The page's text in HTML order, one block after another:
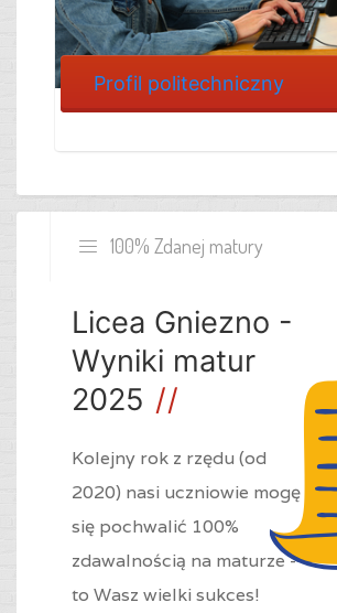
Profil politechniczny
100% Zdanej matury
Licea Gniezno -
Wyniki matur
2025
Kolejny rok z rzędu (od
2020) nasi uczniowie mogę
się pochwalić 100%
zdawalnością na maturze -
to Wasz wielki sukces!